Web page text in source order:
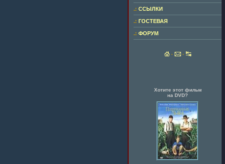
.: ССЫЛКИ
.: ГОСТЕВАЯ
.: ФОРУМ
· ·
Хотите этот фильм
на DVD?